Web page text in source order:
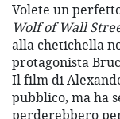
Volete un
Wolf of Wall
alla chetichella
protagonista
Il film di
pubblico, ma ha
perderebbero